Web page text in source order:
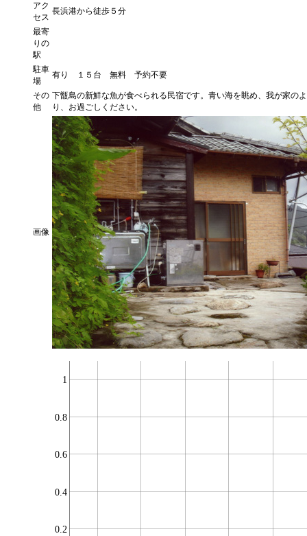
アク
セス
長浜港から徒歩５分
最寄
りの
駅
駐車
場
有り １５台 無料 予約不要
その
他
下甑島の新鮮な魚が食べられる民宿です。青い海を眺め、我が家の
り、お過ごしください。
画像
0.2
0.4
0.6
0.8
1